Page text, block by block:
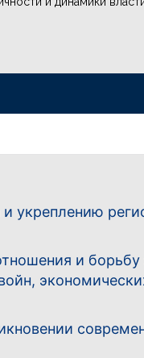
укреплению
и борьбу